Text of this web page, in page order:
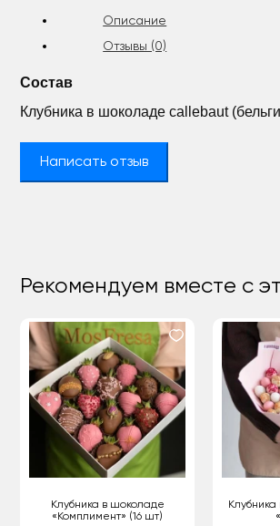
Описание
Отзывы (0)
Состав
Клубника в шоколаде callebaut
Написать отзыв
Рекомендуем вместе с
Клубника в шоколаде
«Комплимент» (16 шт)